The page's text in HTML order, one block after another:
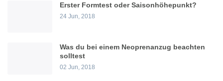
Erster Formtest oder Saisonhöhepunkt?
24 Jun, 2018
Was du bei einem Neoprenanzug beachten
solltest
02 Jun, 2018